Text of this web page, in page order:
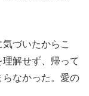
づいたからこ
解せず、帰って
らなかった。愛の